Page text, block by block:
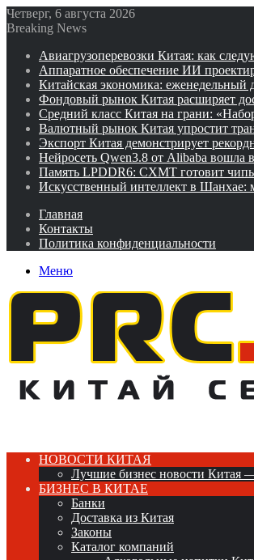
Четверг, 6 августа 2026
Breaking News
Авиагрузоперевозки Китая: как
Аппаратное обеспечение ИИ
Китайская экономика:
Фондовый рынок Китая расширяет
Средний класс Китая на грани:
Валютный рынок Китая упростит
Экспорт Китая демонстрирует
Нейросеть Qwen3.8 от Alibaba
Память LPDDR6: CXMT готовит чипы
Искусственный интеллект в
Главная
Контакты
Политика конфиденциальности
Меню
НОВОСТИ КИТАЯ
Лучшие бизнес новости Китая
БИЗНЕС В КИТАЕ
Банки
Доставка из Китая
Законы
Каталог компаний